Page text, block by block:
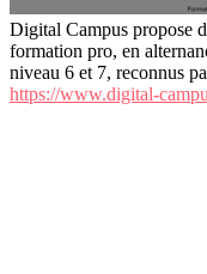
Digital Campus propose
formation pro, en
niveau 6 et 7, reconnus
https://www.digital-